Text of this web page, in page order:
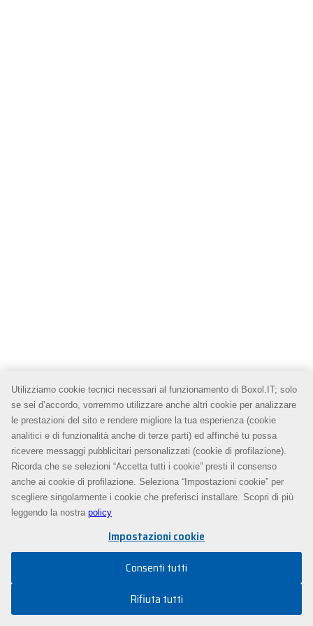
Utilizziamo cookie tecnici necessari al funzionamento di Boxol.IT; solo
se sei d’accordo, vorremmo utilizzare anche altri cookie per analizzare
le prestazioni del sito e rendere migliore la tua esperienza (cookie
analitici e di funzionalità anche di terze parti) ed affinché tu possa
ricevere messaggi pubblicitari personalizzati (cookie di profilazione).
Ricorda che se selezioni “Accetta tutti i cookie” presti il consenso
anche ai cookie di profilazione. Seleziona “Impostazioni cookie” per
scegliere singolarmente i cookie che preferisci installare. Scopri di più
leggendo la nostra policy
Impostazioni cookie
Consenti tutti
Rifiuta tutti